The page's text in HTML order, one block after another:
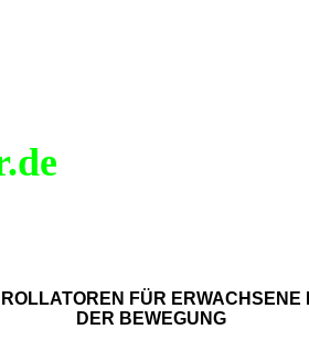
FÜR ERWACHSENE
DER BEWEGUNG